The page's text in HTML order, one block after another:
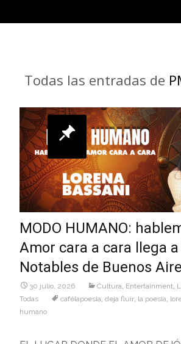
Todas las entradas de
MODO HUMANO:
Amor cara a cara llega
Notables de Buenos
30 julio, 2026 Cultura Entertainment
Todas
cafélapoesia deja fluir la poesia
humano